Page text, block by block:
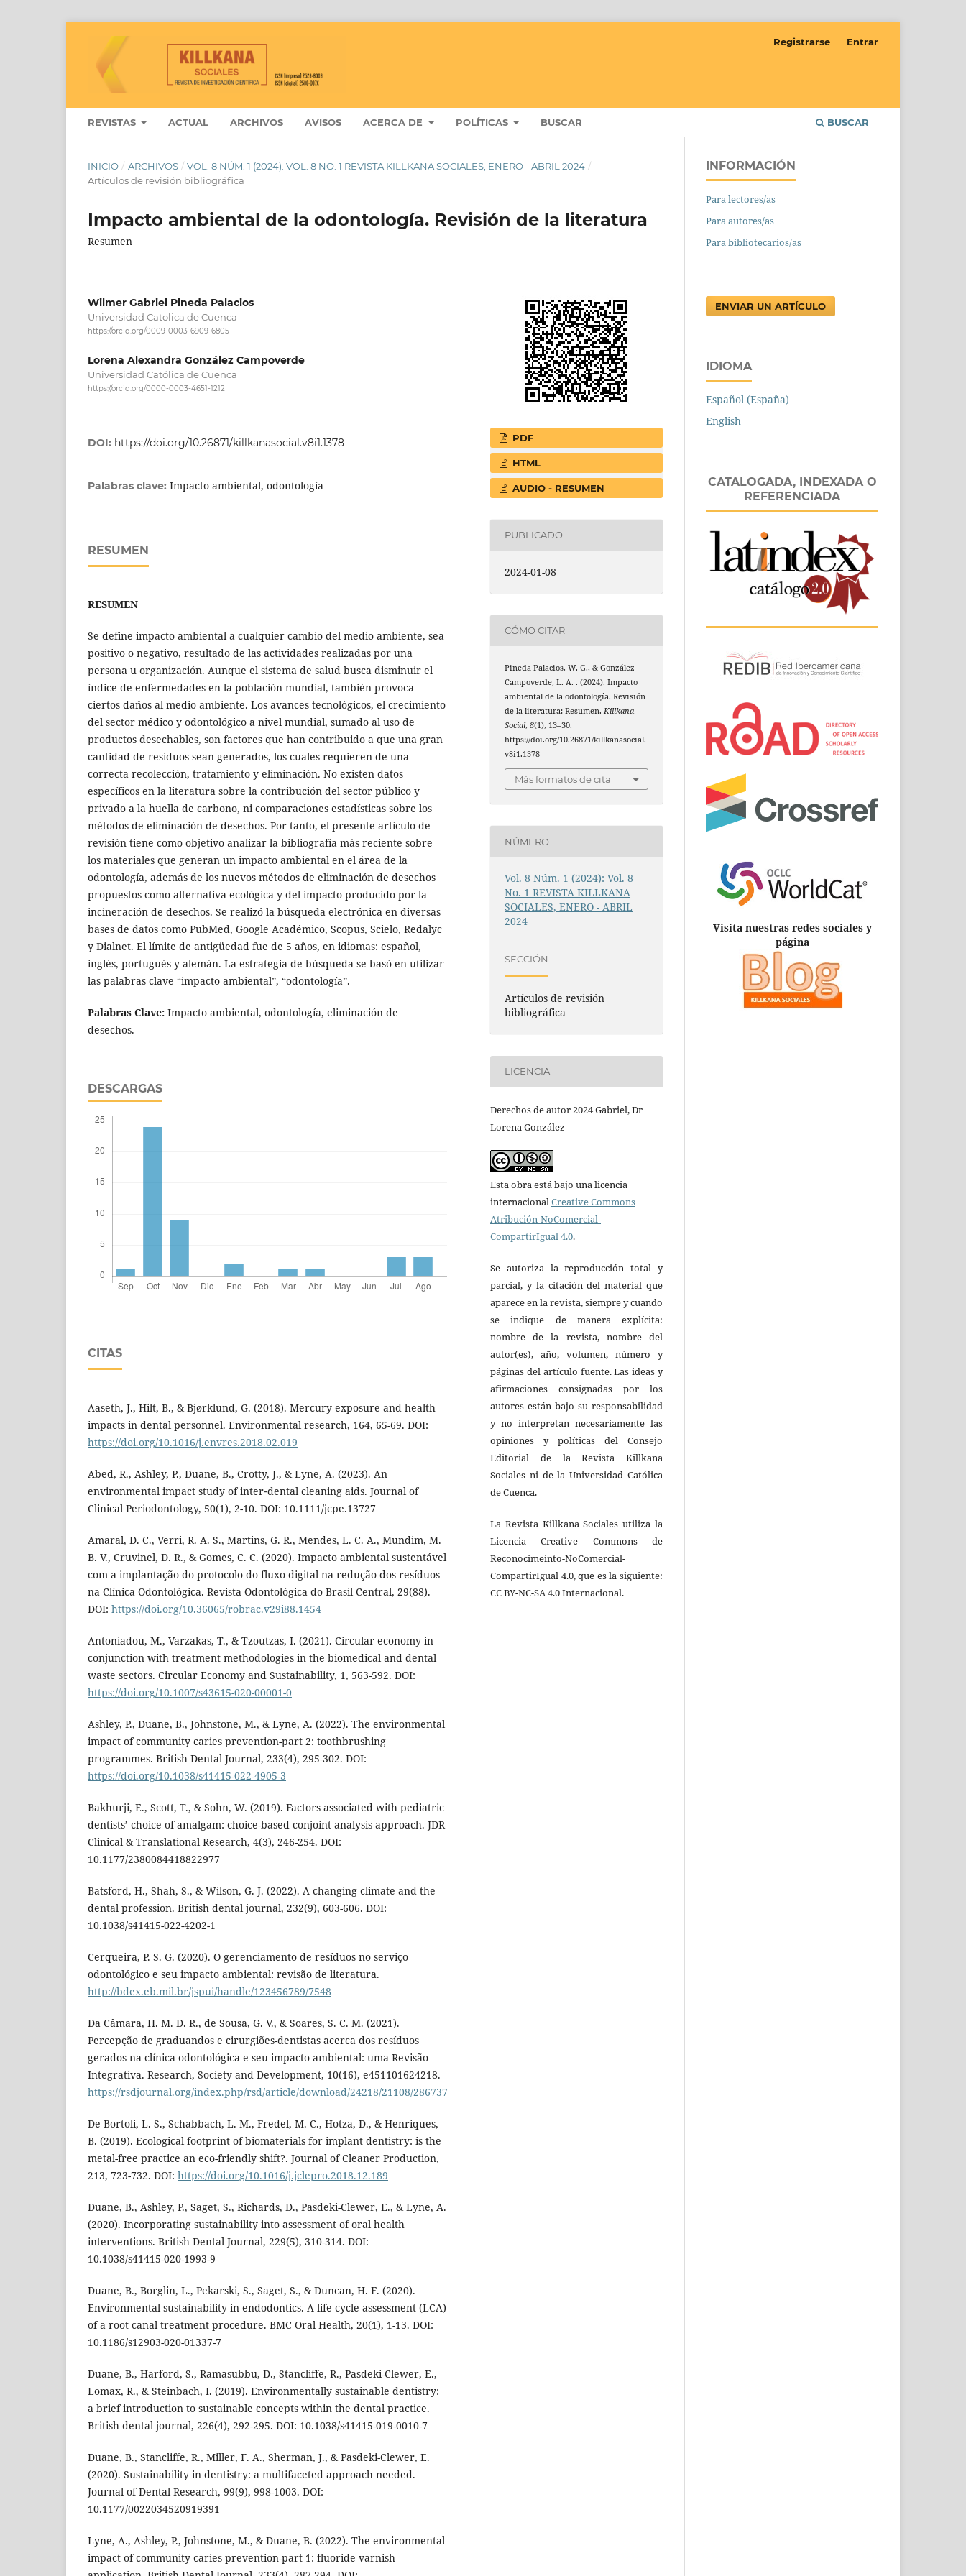
REVISTAS ACTUAL ARCHIVOS AVISOS ACERCA DE POLÍTICAS BUSCAR BUSCAR
Registrarse Entrar
INICIO / ARCHIVOS / VOL. 8 NÚM. 1 (2024): VOL. 8 NO. 1 REVISTA KILLKANA SOCIALES, ENERO - ABRIL 2024 /
Artículos de revisión bibliográfica
Impacto ambiental de la odontología. Revisión de la literatura
Resumen
Wilmer Gabriel Pineda Palacios
Universidad Catolica de Cuenca
https://orcid.org/0009-0003-6909-6805
Lorena Alexandra González Campoverde
Universidad Católica de Cuenca
https://orcid.org/0000-0003-4651-1212
DOI: https://doi.org/10.26871/killkanasocial.v8i1.1378
Palabras clave: Impacto ambiental, odontología
RESUMEN
RESUMEN
Se define impacto ambiental a cualquier cambio del medio ambiente, sea
positivo o negativo, resultado de las actividades realizadas por una
persona u organización. Aunque el sistema de salud busca disminuir el
índice de enfermedades en la población mundial, también provoca
ciertos daños al medio ambiente. Los avances tecnológicos, el crecimiento
del sector médico y odontológico a nivel mundial, sumado al uso de
productos desechables, son factores que han contribuido a que una gran
cantidad de residuos sean generados, los cuales requieren de una
correcta recolección, tratamiento y eliminación. No existen datos
específicos en la literatura sobre la contribución del sector público y
privado a la huella de carbono, ni comparaciones estadísticas sobre los
métodos de eliminación de desechos. Por tanto, el presente artículo de
revisión tiene como objetivo analizar la bibliografía más reciente sobre
los materiales que generan un impacto ambiental en el área de la
odontología, además de los nuevos métodos de eliminación de desechos
propuestos como alternativa ecológica y del impacto producido por la
incineración de desechos. Se realizó la búsqueda electrónica en diversas
bases de datos como PubMed, Google Académico, Scopus, Scielo, Redalyc
y Dialnet. El límite de antigüedad fue de 5 años, en idiomas: español,
inglés, portugués y alemán. La estrategia de búsqueda se basó en utilizar
las palabras clave “impacto ambiental”, “odontología”.
Palabras Clave: Impacto ambiental, odontología, eliminación de
desechos.
DESCARGAS
CITAS
Aaseth, J., Hilt, B., & Bjørklund, G. (2018). Mercury exposure and health
impacts in dental personnel. Environmental research, 164, 65-69. DOI:
https://doi.org/10.1016/j.envres.2018.02.019
Abed, R., Ashley, P., Duane, B., Crotty, J., & Lyne, A. (2023). An
environmental impact study of inter‐dental cleaning aids. Journal of
Clinical Periodontology, 50(1), 2-10. DOI: 10.1111/jcpe.13727
Amaral, D. C., Verri, R. A. S., Martins, G. R., Mendes, L. C. A., Mundim, M.
B. V., Cruvinel, D. R., & Gomes, C. C. (2020). Impacto ambiental sustentável
com a implantação do protocolo do fluxo digital na redução dos resíduos
na Clínica Odontológica. Revista Odontológica do Brasil Central, 29(88).
DOI: https://doi.org/10.36065/robrac.v29i88.1454
Antoniadou, M., Varzakas, T., & Tzoutzas, I. (2021). Circular economy in
conjunction with treatment methodologies in the biomedical and dental
waste sectors. Circular Economy and Sustainability, 1, 563-592. DOI:
https://doi.org/10.1007/s43615-020-00001-0
Ashley, P., Duane, B., Johnstone, M., & Lyne, A. (2022). The environmental
impact of community caries prevention-part 2: toothbrushing
programmes. British Dental Journal, 233(4), 295-302. DOI:
https://doi.org/10.1038/s41415-022-4905-3
Bakhurji, E., Scott, T., & Sohn, W. (2019). Factors associated with pediatric
dentists’ choice of amalgam: choice-based conjoint analysis approach. JDR
Clinical & Translational Research, 4(3), 246-254. DOI:
10.1177/2380084418822977
Batsford, H., Shah, S., & Wilson, G. J. (2022). A changing climate and the
dental profession. British dental journal, 232(9), 603-606. DOI:
10.1038/s41415-022-4202-1
Cerqueira, P. S. G. (2020). O gerenciamento de resíduos no serviço
odontológico e seu impacto ambiental: revisão de literatura.
http://bdex.eb.mil.br/jspui/handle/123456789/7548
Da Câmara, H. M. D. R., de Sousa, G. V., & Soares, S. C. M. (2021).
Percepção de graduandos e cirurgiões-dentistas acerca dos resíduos
gerados na clínica odontológica e seu impacto ambiental: uma Revisão
Integrativa. Research, Society and Development, 10(16), e451101624218.
https://rsdjournal.org/index.php/rsd/article/download/24218/21108/286737
De Bortoli, L. S., Schabbach, L. M., Fredel, M. C., Hotza, D., & Henriques,
B. (2019). Ecological footprint of biomaterials for implant dentistry: is the
metal-free practice an eco-friendly shift?. Journal of Cleaner Production,
213, 723-732. DOI: https://doi.org/10.1016/j.jclepro.2018.12.189
Duane, B., Ashley, P., Saget, S., Richards, D., Pasdeki-Clewer, E., & Lyne, A.
(2020). Incorporating sustainability into assessment of oral health
interventions. British Dental Journal, 229(5), 310-314. DOI:
10.1038/s41415-020-1993-9
Duane, B., Borglin, L., Pekarski, S., Saget, S., & Duncan, H. F. (2020).
Environmental sustainability in endodontics. A life cycle assessment (LCA)
of a root canal treatment procedure. BMC Oral Health, 20(1), 1-13. DOI:
10.1186/s12903-020-01337-7
Duane, B., Harford, S., Ramasubbu, D., Stancliffe, R., Pasdeki-Clewer, E.,
Lomax, R., & Steinbach, I. (2019). Environmentally sustainable dentistry:
a brief introduction to sustainable concepts within the dental practice.
British dental journal, 226(4), 292-295. DOI: 10.1038/s41415-019-0010-7
Duane, B., Stancliffe, R., Miller, F. A., Sherman, J., & Pasdeki-Clewer, E.
(2020). Sustainability in dentistry: a multifaceted approach needed.
Journal of Dental Research, 99(9), 998-1003. DOI:
10.1177/0022034520919391
Lyne, A., Ashley, P., Johnstone, M., & Duane, B. (2022). The environmental
impact of community caries prevention-part 1: fluoride varnish
PDF
HTML
AUDIO - RESUMEN
PUBLICADO
2024-01-08
CÓMO CITAR
Pineda Palacios, W. G., & González
Campoverde, L. A. . (2024). Impacto
ambiental de la odontología. Revisión
de la literatura: Resumen.Killkana
Social,8(1), 13–30.
https://doi.org/10.26871/killkanasocial.
v8i1.1378
Más formatos de cita
NÚMERO
Vol. 8 Núm. 1 (2024): Vol. 8
No. 1 REVISTA KILLKANA
SOCIALES, ENERO - ABRIL
2024
SECCIÓN
Artículos de revisión
bibliográfica
LICENCIA
Derechos de autor 2024 Gabriel, Dr
Lorena González
Esta obra está bajo una licencia
internacional Creative Commons
Atribución-NoComercial-
CompartirIgual 4.0.
Se autoriza la reproducción total y
parcial, y la citación del material que
aparece en la revista, siempre y cuando
se indique de manera explícita:
nombre de la revista, nombre del
autor(es), año, volumen, número y
páginas del artículo fuente. Las ideas y
afirmaciones consignadas por los
autores están bajo su responsabilidad
y no interpretan necesariamente las
opiniones y políticas del Consejo
Editorial de la Revista Killkana
Sociales ni de la Universidad Católica
de Cuenca.
La Revista Killkana Sociales utiliza la
Licencia Creative Commons de
Reconocimeinto-NoComercial-
CompartirIgual 4.0, que es la siguiente:
CC BY-NC-SA 4.0 Internacional.
INFORMACIÓN
Para lectores/as
Para autores/as
Para bibliotecarios/as
ENVIAR UN ARTÍCULO
IDIOMA
Español (España)
English
CATALOGADA, INDEXADA O
REFERENCIADA
Visita nuestras redes sociales y
página